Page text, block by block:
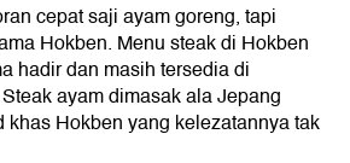
cepat saji ayam goreng, tapi
Hokben. Menu steak di Hokben
hadir dan masih tersedia di
ayam dimasak ala Jepang
Hokben yang kelezatannya tak